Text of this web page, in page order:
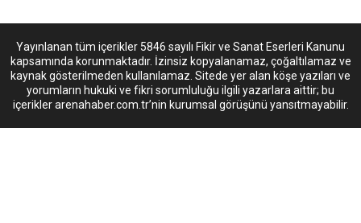
Yayınlanan tüm içerikler 5846 sayılı Fikir ve Sanat Eserleri Kanunu
kapsamında korunmaktadır. İzinsiz kopyalanamaz, çoğaltılamaz ve
kaynak gösterilmeden kullanılamaz. Sitede yer alan köşe yazıları ve
yorumların hukuki ve fikri sorumluluğu ilgili yazarlara aittir; bu
içerikler arenahaber.com.tr’nin kurumsal görüşünü yansıtmayabilir.